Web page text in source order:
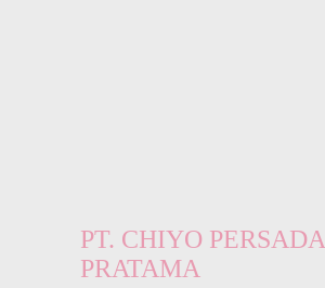
PT. CHIYO PERSADA
PRATAMA